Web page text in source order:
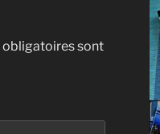
obligatoires sont